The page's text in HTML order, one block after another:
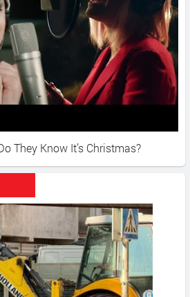
They Know It’s Christmas?